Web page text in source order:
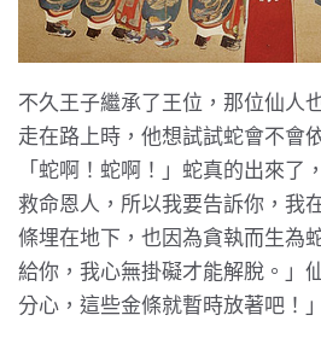
不久王子繼承了王位，那位仙人
走在路上時，他想試試蛇會不會
「蛇啊！蛇啊！」蛇真的出來了
救命恩人，所以我要告訴你，我
條埋在地下，也因為貪執而生為
給你，我心無掛礙才能解脫。」
分心，這些金條就暫時放著吧！」